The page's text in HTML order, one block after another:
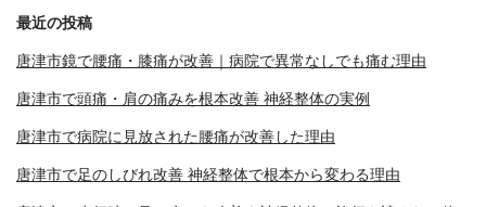
最近の投稿
唐津市鏡で腰痛・膝痛が改善｜病院で異常なしでも痛む理由
唐津市で頭痛・肩の痛みを根本改善 神経整体の実例
唐津市で病院に見放された腰痛が改善した理由
唐津市で足のしびれ改善 神経整体で根本から変わる理由